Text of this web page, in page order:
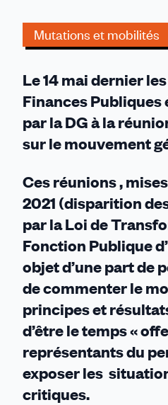
Mutations et mobilités
Le 14 mai dernier
Finances
par la DG à la
sur le mouvement
Ces réunions ,
2021 (disparition
par la Loi de
Fonction Publique
objet d’une part de
de commenter le
principes et
d’être le temps «
représentants du
exposer les
critiques.